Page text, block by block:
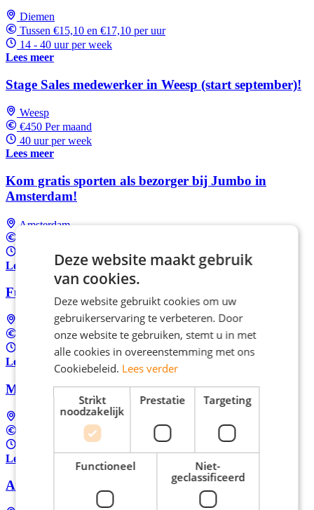
Diemen
Tussen €15,10 en €17,10 per uur
14 - 40 uur per week
Lees meer
Stage Sales medewerker in Weesp (start september)!
Weesp
€450 Per maand
40 uur per week
Lees meer
Kom gratis sporten als bezorger bij Jumbo in
Amsterdam!
Amsterdam
12 - 32 uur per week
Lees meer
Fulltime backoffice in Amsterdam.
Amsterdam
€16,15 per uur
32 - 40 uur per week
Lees meer
Machineoperator gezocht in heel Nederland
Landelijk (dus ook bij jou in de buurt)
€15,02 per uur
37 uur per week
Lees meer
Automatenoperator in Nederland
Deze website maakt gebruik
van cookies.
Deze website gebruikt cookies om uw
gebruikerservaring te verbeteren. Door
onze website te gebruiken, stemt u in met
alle cookies in overeenstemming met ons
Cookiebeleid. Lees verder
Strikt
noodzakelijk
Prestatie Targeting
Functioneel
Niet-
geclassificeerd